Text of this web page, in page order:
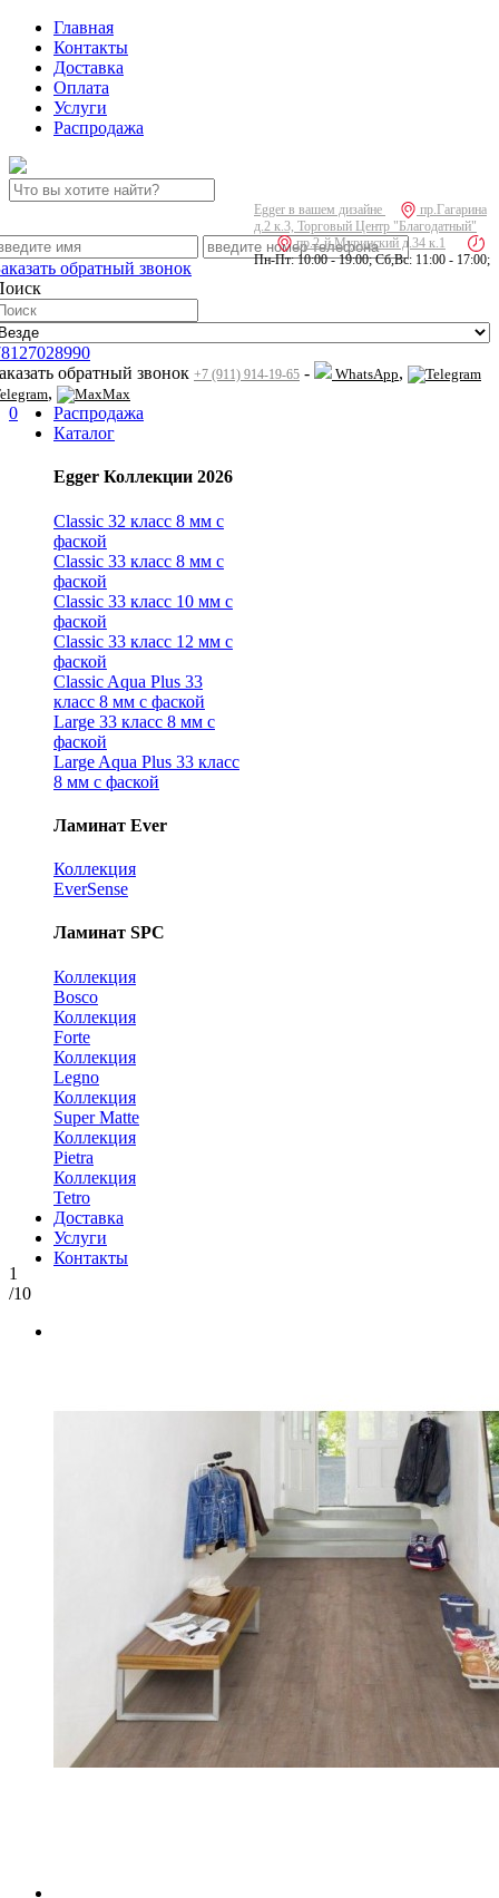
Главная
Контакты
Доставка
Оплата
Услуги
Распродажа
Egger в вашем дизайне
пр.Гагарина
д.2 к.3, Торговый Центр "Благодатный"
пр.2-й Муринский д.34 к.1
Пн-Пт: 10:00 - 19:00; Сб,Вс: 11:00 - 17:00;
обратный звонок
обратный звонок +7 (911) 914-19-65 - WhatsApp,
, Max
0
Распродажа
Каталог
Egger Коллекции 2026
Classic 32 класс 8 мм с
фаской
Classic 33 класс 8 мм с
фаской
Classic 33 класс 10 мм с
фаской
Classic 33 класс 12 мм с
фаской
Classic Aqua Plus 33
класс 8 мм с фаской
Large 33 класс 8 мм с
фаской
Large Aqua Plus 33 класс
8 мм с фаской
Ламинат Ever
Коллекция
EverSense
Ламинат SPC
Коллекция
Bosco
Коллекция
Forte
Коллекция
Legno
Коллекция
Super Matte
Коллекция
Pietra
Коллекция
Tetro
Доставка
Услуги
Контакты
1
/10